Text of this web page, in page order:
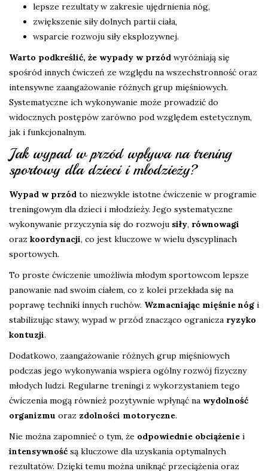
lepsze rezultaty w zakresie ujędrnienia nóg,
zwiększenie siły dolnych partii ciała,
wsparcie rozwoju siły eksplozywnej.
Warto podkreślić, że wypady w przód wyróżniają się
spośród innych ćwiczeń ze względu na wszechstronność oraz
intensywne zaangażowanie różnych grup mięśniowych.
Systematyczne ich wykonywanie może prowadzić do
widocznych postępów zarówno pod względem estetycznym,
jak i funkcjonalnym.
Jak wypad w przód wpływa na trening
sportowy dla dzieci i młodzieży?
Wypad w przód to niezwykle istotne ćwiczenie w programie
treningowym dla dzieci i młodzieży. Jego systematyczne
wykonywanie przyczynia się do rozwoju siły, równowagi
oraz koordynacji, co jest kluczowe w wielu dyscyplinach
sportowych.
To proste ćwiczenie umożliwia młodym sportowcom lepsze
panowanie nad swoim ciałem, co z kolei przekłada się na
poprawę techniki innych ruchów. Wzmacniając mięśnie nóg i
stabilizując stawy, wypad w przód znacząco ogranicza ryzyko
kontuzji.
Dodatkowo, zaangażowanie różnych grup mięśniowych
podczas jego wykonywania wspiera ogólny rozwój fizyczny
młodych ludzi. Regularne treningi z wykorzystaniem tego
ćwiczenia mogą również pozytywnie wpłynąć na wydolność
organizmu oraz zdolności motoryczne.
Nie można zapomnieć o tym, że odpowiednie obciążenie i
intensywność są kluczowe dla uzyskania optymalnych
rezultatów. Dzięki temu można uniknąć przeciążenia oraz